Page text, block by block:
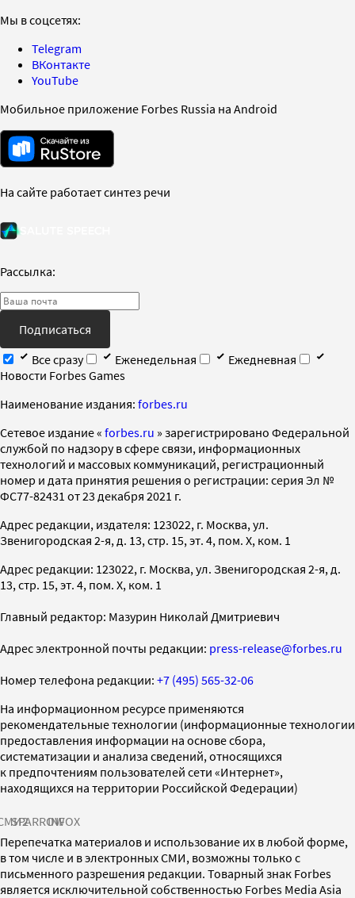
Мы в соцсетях:
Telegram
ВКонтакте
YouTube
Мобильное приложение Forbes Russia на Android
На сайте работает синтез речи
Рассылка:
Подписаться
Все сразу
Еженедельная
Ежедневная
Новости Forbes Games
Наименование издания: forbes.ru
Cетевое издание « forbes.ru » зарегистрировано Федеральной
службой по надзору в сфере связи, информационных
технологий и массовых коммуникаций, регистрационный
номер и дата принятия решения о регистрации: серия Эл №
ФС77-82431 от 23 декабря 2021 г.
Адрес редакции, издателя: 123022, г. Москва, ул.
Звенигородская 2-я, д. 13, стр. 15, эт. 4, пом. X, ком. 1
Адрес редакции: 123022, г. Москва, ул. Звенигородская 2-я, д.
13, стр. 15, эт. 4, пом. X, ком. 1
Главный редактор: Мазурин Николай Дмитриевич
Адрес электронной почты редакции: press-release@forbes.ru
Номер телефона редакции: +7 (495) 565-32-06
На информационном ресурсе применяются
рекомендательные технологии (информационные технологии
предоставления информации на основе сбора,
систематизации и анализа сведений, относящихся
к предпочтениям пользователей сети «Интернет»,
находящихся на территории Российской Федерации)
SPARROWINFOX
Перепечатка материалов и использование их в любой форме,
в том числе и в электронных СМИ, возможны только с
письменного разрешения редакции. Товарный знак Forbes
является исключительной собственностью Forbes Media Asia